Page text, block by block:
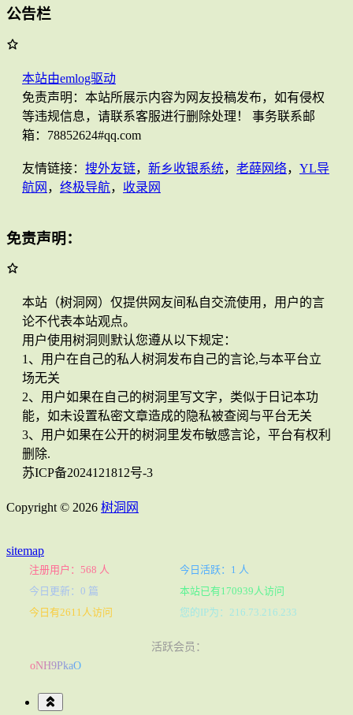
公告栏
本站由emlog驱动
免责声明：本站所展示内容为网友投稿发布，如有侵权
等违规信息，请联系客服进行删除处理！ 事务联系邮
箱：78852624#qq.com
友情链接： 搜外友链， 新乡收银系统， 老薛网络， YL导
航网 ， 终极导航， 收录网
免责声明：
本站（树洞网）仅提供网友间私自交流使用，用户的言
论不代表本站观点。
用户使用树洞则默认您遵从以下规定：
1、用户在自己的私人树洞发布自己的言论,与本平台立
场无关
2、用户如果在自己的树洞里写文字，类似于日记本功
能，如未设置私密文章造成的隐私被查阅与平台无关
3、用户如果在公开的树洞里发布敏感言论，平台有权利
删除.
苏ICP备2024121812号-3
Copyright © 2026 树洞网
sitemap
注册用户：568 人
今日活跃：1 人
今日更新：0 篇
本站已有170939人访问
今日有2611人访问
您的IP为：216.73.216.233
活跃会员：
oNH9PkaO